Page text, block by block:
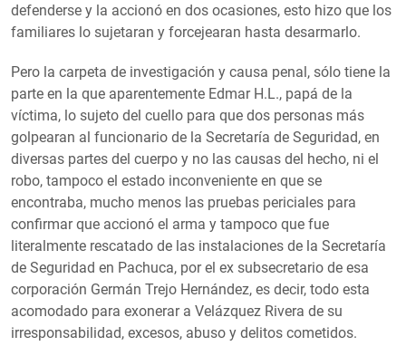
defenderse y la accionó en dos ocasiones, esto hizo que los
familiares lo sujetaran y forcejearan hasta desarmarlo.
Pero la carpeta de investigación y causa penal, sólo tiene la
parte en la que aparentemente Edmar H.L., papá de la
víctima, lo sujeto del cuello para que dos personas más
golpearan al funcionario de la Secretaría de Seguridad, en
diversas partes del cuerpo y no las causas del hecho, ni el
robo, tampoco el estado inconveniente en que se
encontraba, mucho menos las pruebas periciales para
confirmar que accionó el arma y tampoco que fue
literalmente rescatado de las instalaciones de la Secretaría
de Seguridad en Pachuca, por el ex subsecretario de esa
corporación Germán Trejo Hernández, es decir, todo esta
acomodado para exonerar a Velázquez Rivera de su
irresponsabilidad, excesos, abuso y delitos cometidos.